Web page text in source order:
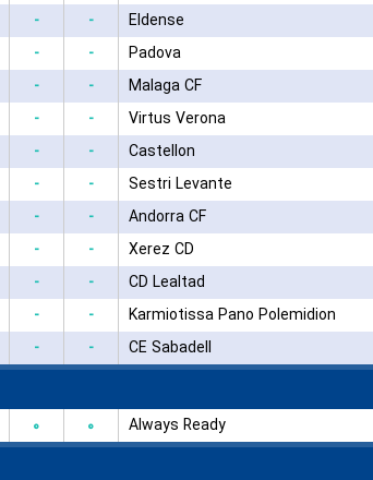
- - Eldense
- - Padova
- - Malaga CF
- - Virtus Verona
- - Castellon
- - Sestri Levante
- - Andorra CF
- - Xerez CD
- - CD Lealtad
- - Karmiotissa Pano Polemidion
- - CE Sabadell
۰ ۰ Always Ready